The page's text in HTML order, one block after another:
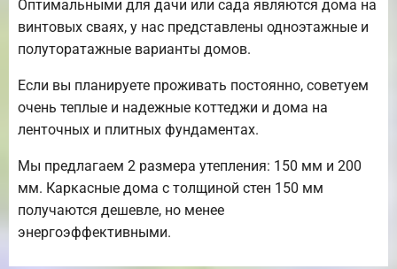
Оптимальными для дачи или сада являются дома на
винтовых сваях, у нас представлены одноэтажные и
полуторатажные варианты домов.
Если вы планируете проживать постоянно, советуем
очень теплые и надежные коттеджи и дома на
ленточных и плитных фундаментах.
Мы предлагаем 2 размера утепления: 150 мм и 200
мм. Каркасные дома с толщиной стен 150 мм
получаются дешевле, но менее
энергоэффективными.